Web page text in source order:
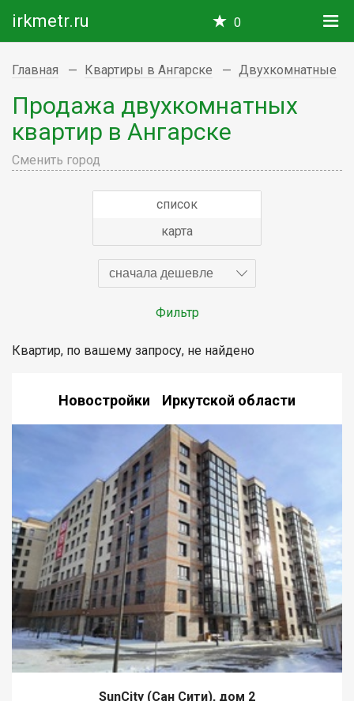
irkmetr.ru 0
Главная Квартиры в Ангарске Двухкомнатные
Продажа двухкомнатных
квартир в Ангарске
Сменить город
список
карта
сначала дешевле
Фильтр
Квартир, по вашему запросу, не найдено
Новостройки Иркутской области
SunCity (Сан Сити), дом 2